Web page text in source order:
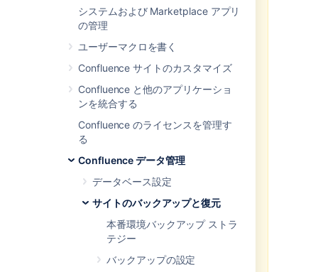
システムおよび Marketplace アプリ
の管理
ユーザーマクロを書く
Confluence サイトのカスタマイズ
Confluence と他のアプリケーショ
ンを統合する
Confluence のライセンスを管理す
る
Confluence データ管理
データベース設定
サイトのバックアップと復元
本番環境バックアップ ストラ
テジー
バックアップの設定
参考情報
XML サイト バックアップに依存
することはお勧めしません。代
トールおよびホーム ディレクト
リを定期的に手動でバックアッ
プすることをおすすめします。
を参照してください。
Marketplace アプリとユーザー
XML エクスポートに含まれませ
ん。新しい Confluence サイト
にサイト エクスポート ファイル
Confluence にバンドルされてい